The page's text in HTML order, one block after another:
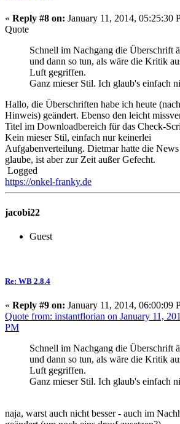
« Reply #8 on: January 11, 2014, 05:25:30
Quote
Schnell im Nachgang die Überschrift
und dann so tun, als wäre die Kritik
Luft gegriffen.
Ganz mieser Stil. Ich glaub's einfach
Hallo, die Überschriften habe ich heute
Hinweis) geändert. Ebenso den leicht
Titel im Downloadbereich für das Check-
Kein mieser Stil, einfach nur keinerlei
Aufgabenverteilung. Dietmar hatte die News
glaube, ist aber zur Zeit außer Gefecht.
Logged
https://onkel-franky.de
jacobi22
Guest
Re: WB 2.8.4
« Reply #9 on: January 11, 2014, 06:00:09
Quote from: instantflorian on January 11,
PM
Schnell im Nachgang die Überschrift
und dann so tun, als wäre die Kritik
Luft gegriffen.
Ganz mieser Stil. Ich glaub's einfach
naja, warst auch nicht besser - auch im